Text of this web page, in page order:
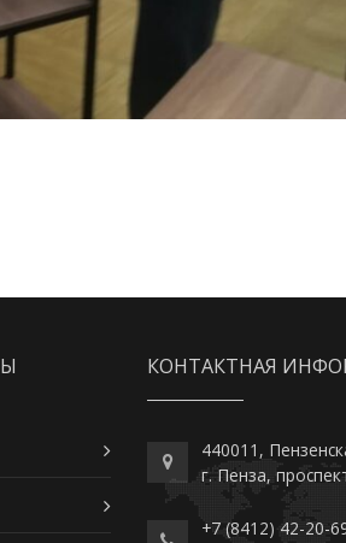
КОНТАКТНАЯ
440011,
г. Пенза,
+7 (8412) 42-20-